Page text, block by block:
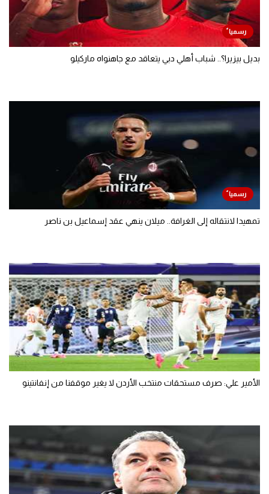
بديل بيزيرا؟.. شباب أهلي دبي يتعاقد مع جاهنواه ماركيلو
تمهيدا لانتقاله إلى الغرافة.. ميلان ينهي عقد إسماعيل بن ناصر
الأمير علي: صرف مستحقات منتخب الأردن لا يغير موقفنا من إنفانتينو